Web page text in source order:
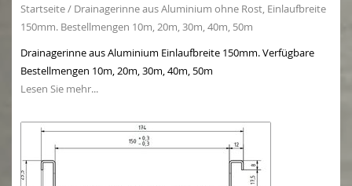
Startseite/ Drainagerinne aus Aluminium ohne Rost, Einlaufbreite
150mm. Bestellmengen 10m, 20m, 30m, 40m, 50m
Drainagerinne aus Aluminium Einlaufbreite 150mm. Verfügbare
Bestellmengen 10m, 20m, 30m, 40m, 50m
Lesen Sie mehr...